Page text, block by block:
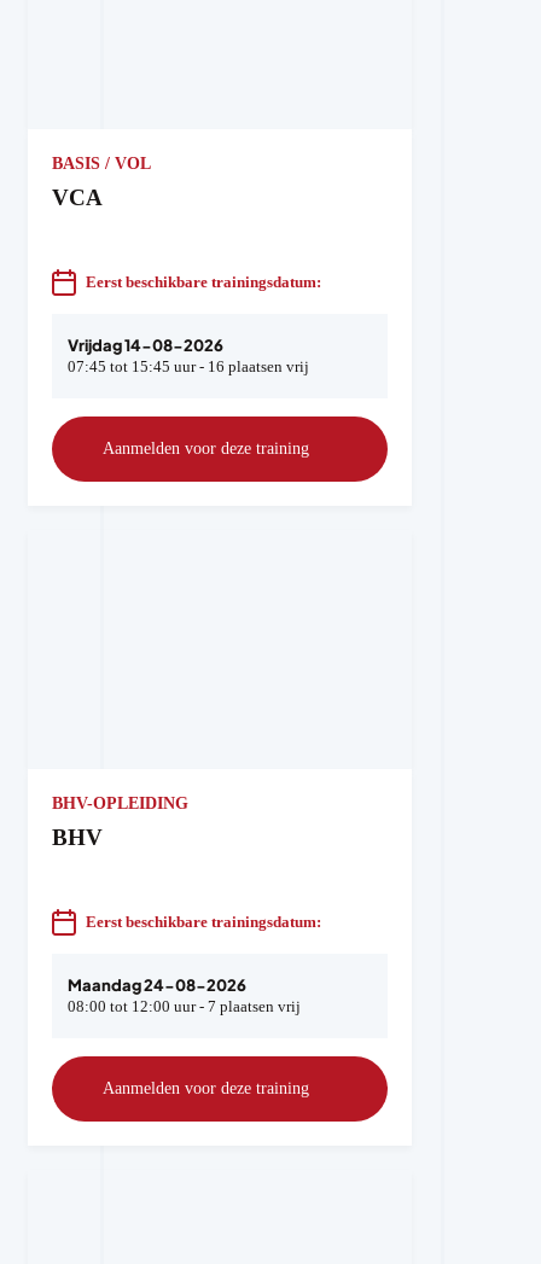
BASIS / VOL
VCA
Eerst beschikbare trainingsdatum:
Vrijdag 14-08-2026
07:45 tot 15:45 uur - 16 plaatsen vrij
Aanmelden voor deze training
BHV-OPLEIDING
BHV
Eerst beschikbare trainingsdatum:
Maandag 24-08-2026
08:00 tot 12:00 uur - 7 plaatsen vrij
Aanmelden voor deze training